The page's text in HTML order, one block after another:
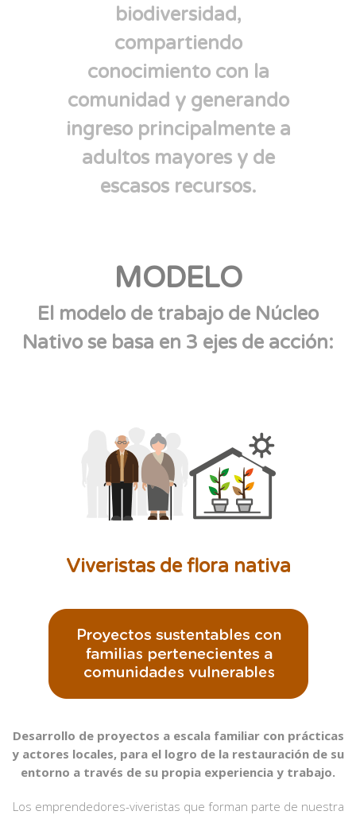
biodiversidad,
compartiendo
conocimiento con la
comunidad y generando
ingreso principalmente a
adultos mayores y de
escasos recursos.
MODELO
El modelo de trabajo de Núcleo
Nativo se basa en 3 ejes de acción:
Viveristas de flora nativa
Desarrollo de proyectos a escala familiar con prácticas
y actores locales, para el logro de la restauración de su
entorno a través de su propia experiencia y trabajo.​
Los emprendedores-viveristas que forman parte de nuestra